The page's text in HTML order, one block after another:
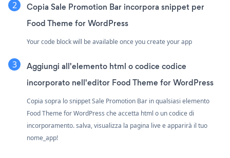
Copia Sale Promotion Bar incorpora snippet per
Food Theme for WordPress
Your code block will be available once you create your app
Aggiungi all'elemento html o codice codice
incorporato nell'editor Food Theme for WordPress
Copia sopra lo snippet Sale Promotion Bar in qualsiasi elemento
Food Theme for WordPress che accetta html o un codice di
incorporamento. salva, visualizza la pagina live e apparirà il tuo
nome_app!